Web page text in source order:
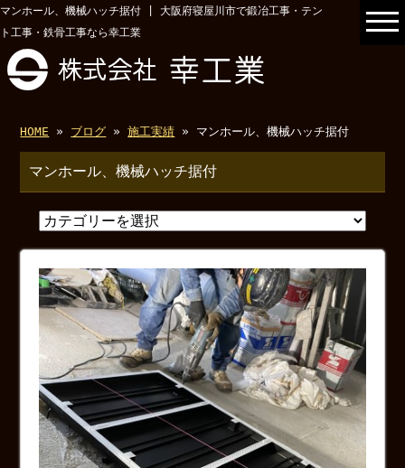
マンホール、機械ハッチ据付 | 大阪府寝屋川市で鍛冶工事・テン
ト工事・鉄骨工事なら幸工業
HOME » ブログ »施工実績 » マンホール、機械ハッチ据付
マンホール、機械ハッチ据付